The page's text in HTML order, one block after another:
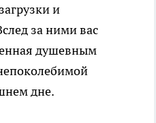
и
за ними вас
душевным
дне.